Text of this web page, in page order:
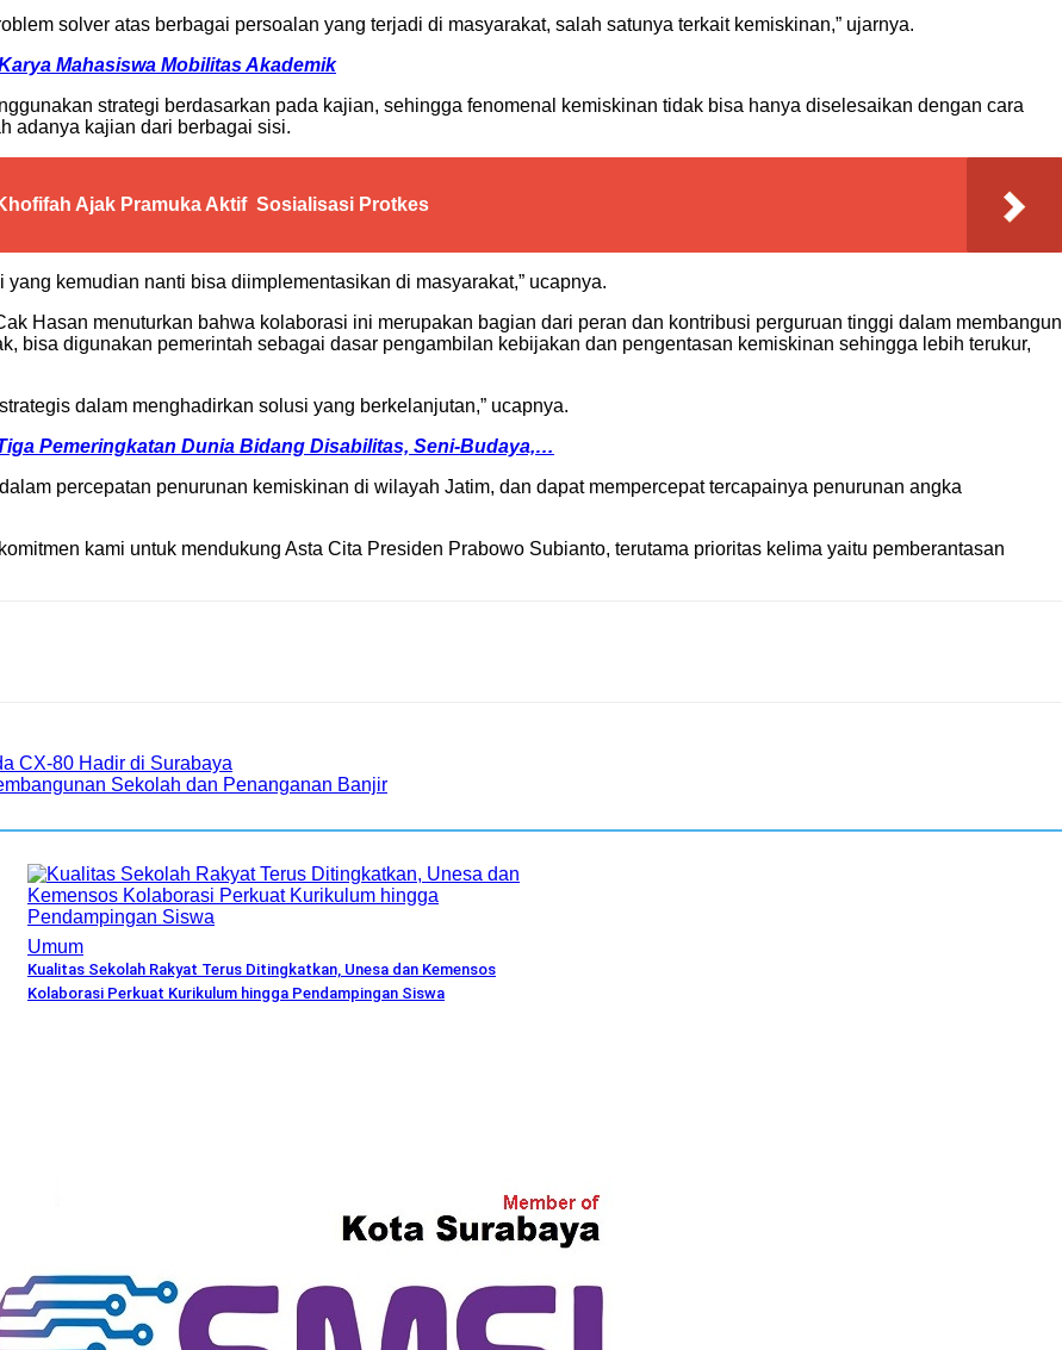
solver atas berbagai persoalan yang terjadi di masyarakat, salah satunya terkait kemiskinan,” ujarnya.
Mahasiswa Mobilitas Akademik
strategi berdasarkan pada kajian, sehingga fenomenal kemiskinan tidak bisa hanya diselesaikan dengan cara
adanya kajian dari berbagai sisi.
Ajak Pramuka Aktif Sosialisasi Protkes
kemudian nanti bisa diimplementasikan di masyarakat,” ucapnya.
Hasan menuturkan bahwa kolaborasi ini merupakan bagian dari peran dan kontribusi perguruan tinggi dalam membangun
bisa digunakan pemerintah sebagai dasar pengambilan kebijakan dan pengentasan kemiskinan sehingga lebih terukur,
dalam menghadirkan solusi yang berkelanjutan,” ucapnya.
Pemeringkatan Dunia Bidang Disabilitas, Seni-Budaya,…
percepatan penurunan kemiskinan di wilayah Jatim, dan dapat mempercepat tercapainya penurunan angka
kami untuk mendukung Asta Cita Presiden Prabowo Subianto, terutama prioritas kelima yaitu pemberantasan
CX-80 Hadir di Surabaya
Sekolah dan Penanganan Banjir
Umum
Kualitas Sekolah Rakyat Terus Ditingkatkan, Unesa dan Kemensos
Kolaborasi Perkuat Kurikulum hingga Pendampingan Siswa